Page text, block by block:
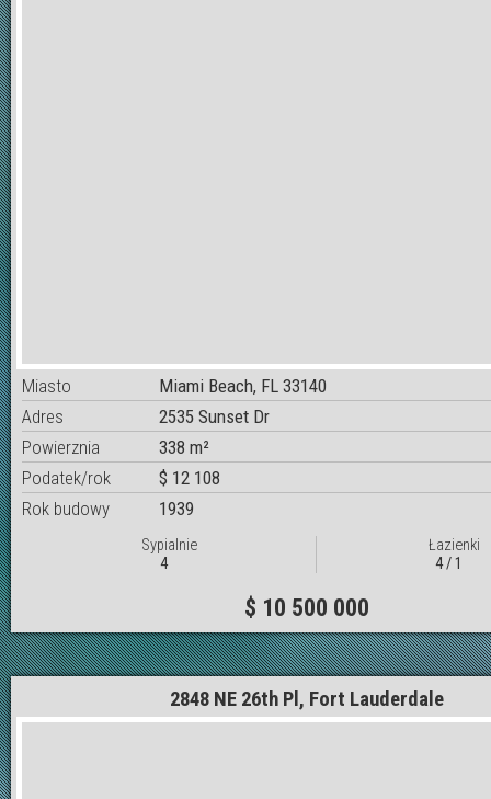
Miasto
Miami Beach, FL 33140
Adres
2535 Sunset Dr
Powierznia
338 m²
Podatek/rok
$ 12 108
Rok budowy
1939
Sypialnie
4
Łazienki
4 / 1
$ 10 500 000
2848 NE 26th Pl, Fort Lauderdale